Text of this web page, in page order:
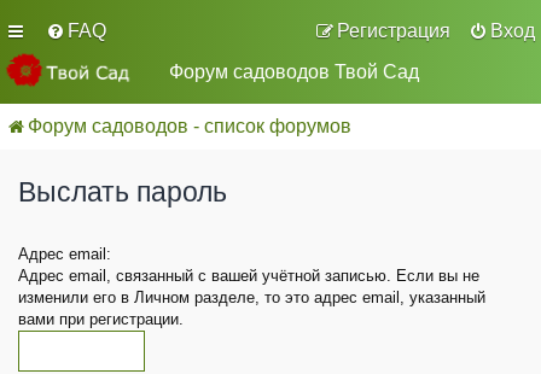
FAQ Вход
Регистрация
Форум садоводов Твой Сад
Форум садоводов - список форумов
Выслать пароль
Адрес email:
Адрес email, связанный с вашей учётной записью. Если вы не
изменили его в Личном разделе, то это адрес email, указанный
вами при регистрации.